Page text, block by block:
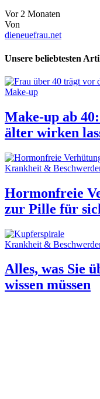
Vor 2 Monaten
Von
dieneuefrau.net
Unsere beliebtesten
Make-up
Make-up ab
älter wirken
Krankheit &
Hormonfreie
zur Pille für
Krankheit &
Alles, was Sie
wissen müssen